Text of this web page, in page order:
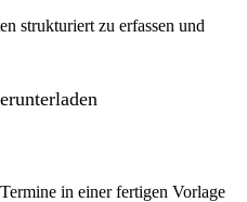
strukturiert zu erfassen und
in einer fertigen Vorlage